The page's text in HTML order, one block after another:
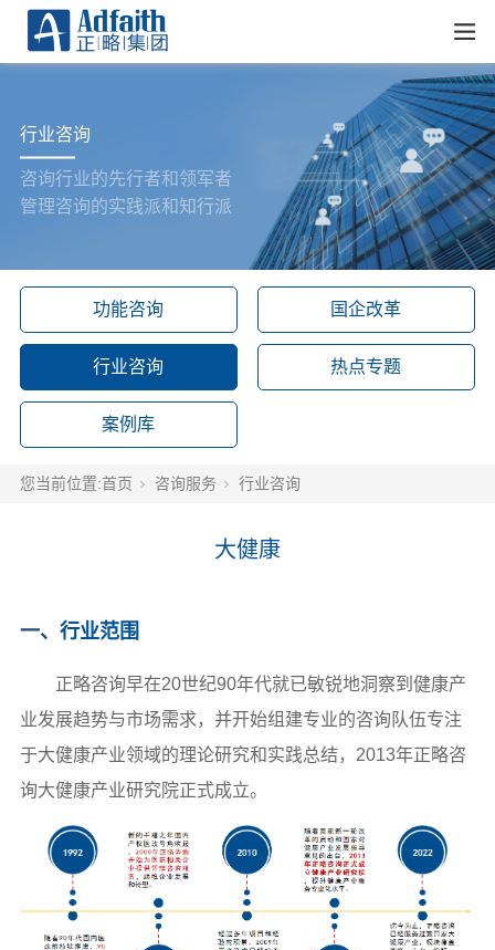
行业咨询
咨询行业的先行者和领军者
管理咨询的实践派和知行派
功能咨询 国企改革
行业咨询 热点专题
案例库
您当前位置:首页 咨询服务 行业咨询
大健康
一、 行业范围
正略咨询早在20世纪90年代就已敏锐地洞察到健康产
业发展趋势与市场需求，并开始组建专业的咨询队伍专注
于大健康产业领域的理论研究和实践总结，2013年正略咨
询大健康产业研究院正式成立。